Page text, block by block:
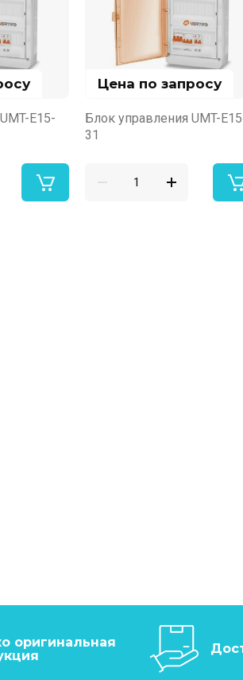
E15-
Цена по запросу
Блок управления UMT-
31
оригинальная